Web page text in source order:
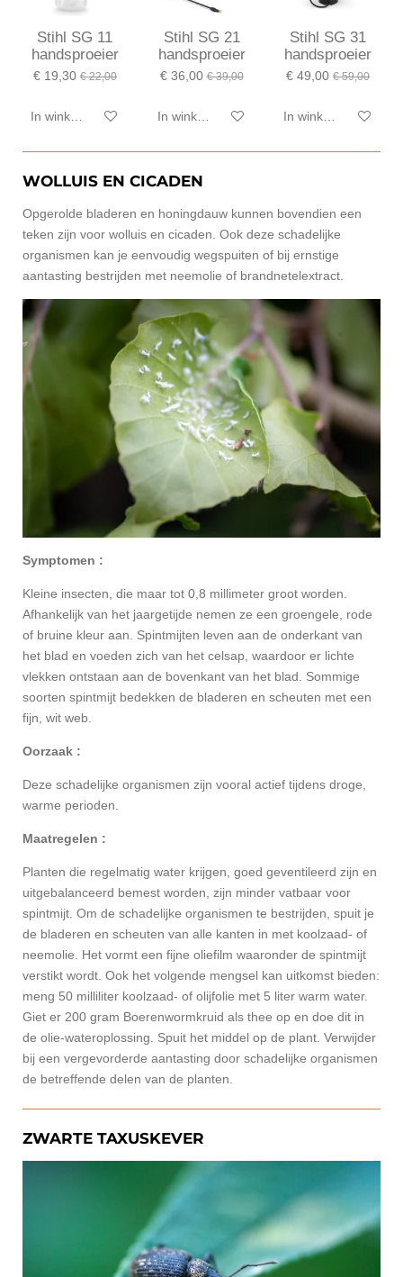
Stihl SG 11
handsproeier
€ 19,30 € 22,00
In winkelwagen
Stihl SG 21
handsproeier
€ 36,00 € 39,00
In winkelwagen
Stihl SG 31
handsproeier
€ 49,00 € 59,00
In winkelwagen
WOLLUIS EN CICADEN
Opgerolde bladeren en honingdauw kunnen bovendien een
teken zijn voor wolluis en cicaden. Ook deze schadelijke
organismen kan je eenvoudig wegspuiten of bij ernstige
aantasting bestrijden met neemolie of brandnetelextract.
Symptomen :
Kleine insecten, die maar tot 0,8 millimeter groot worden.
Afhankelijk van het jaargetijde nemen ze een groengele, rode
of bruine kleur aan. Spintmijten leven aan de onderkant van
het blad en voeden zich van het celsap, waardoor er lichte
vlekken ontstaan aan de bovenkant van het blad. Sommige
soorten spintmijt bedekken de bladeren en scheuten met een
fijn, wit web.
Oorzaak :
Deze schadelijke organismen zijn vooral actief tijdens droge,
warme perioden.
Maatregelen :
Planten die regelmatig water krijgen, goed geventileerd zijn en
uitgebalanceerd bemest worden, zijn minder vatbaar voor
spintmijt. Om de schadelijke organismen te bestrijden, spuit je
de bladeren en scheuten van alle kanten in met koolzaad- of
neemolie. Het vormt een fijne oliefilm waaronder de spintmijt
verstikt wordt. Ook het volgende mengsel kan uitkomst bieden:
meng 50 milliliter koolzaad- of olijfolie met 5 liter warm water.
Giet er 200 gram Boerenwormkruid als thee op en doe dit in
de olie-wateroplossing. Spuit het middel op de plant. Verwijder
bij een vergevorderde aantasting door schadelijke organismen
de betreffende delen van de planten.
ZWARTE TAXUSKEVER